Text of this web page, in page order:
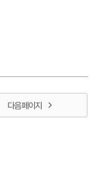
다음 페이지